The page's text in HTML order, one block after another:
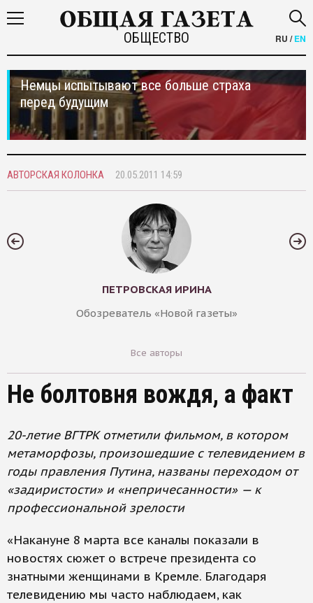
ОБЩЕСТВО RU /EN
Немцы испытывают все больше страха
перед будущим
АВТОРСКАЯ КОЛОНКА 20.05.2011 14:59
ПЕТРОВСКАЯ ИРИНА
Обозреватель «Новой газеты»
Все авторы
Не болтовня вождя, а факт
20-летие ВГТРК отметили фильмом, в котором
метаморфозы, произошедшие с телевидением в
годы правления Путина, названы переходом от
«задиристости» и «непричесанности» — к
профессиональной зрелости
«Накануне 8 марта все каналы показали в
новостях сюжет о встрече президента со
знатными женщинами в Кремле. Благодаря
телевидению мы часто наблюдаем, как